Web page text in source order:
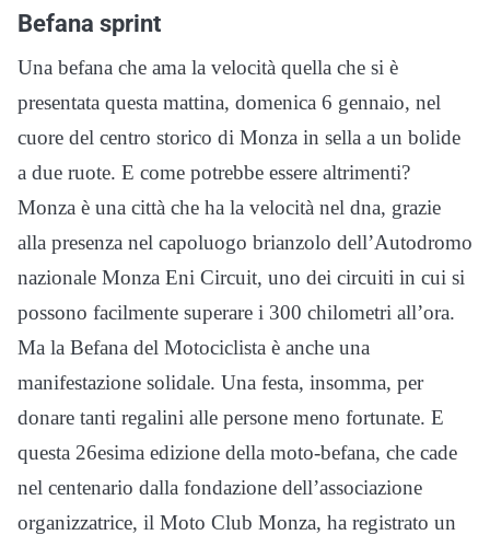
Befana sprint
Una befana che ama la velocità quella che si è
presentata questa mattina, domenica 6 gennaio, nel
cuore del centro storico di Monza in sella a un bolide
a due ruote. E come potrebbe essere altrimenti?
Monza è una città che ha la velocità nel dna, grazie
alla presenza nel capoluogo brianzolo dell’Autodromo
nazionale Monza Eni Circuit, uno dei circuiti in cui si
possono facilmente superare i 300 chilometri all’ora.
Ma la Befana del Motociclista è anche una
manifestazione solidale. Una festa, insomma, per
donare tanti regalini alle persone meno fortunate. E
questa 26esima edizione della moto-befana, che cade
nel centenario dalla fondazione dell’associazione
organizzatrice, il Moto Club Monza, ha registrato un